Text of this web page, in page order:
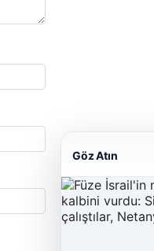
Göz Atın